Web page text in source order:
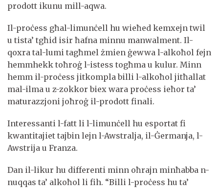
prodott ikunu mill-aqwa.
Il-proċess għal-limunċell hu wieħed kemxejn twil
u tista’ tgħid isir ħafna minnu manwalment. Il-
qoxra tal-lumi tagħmel żmien ġewwa l-alkoħol fejn
hemmhekk toħroġ l-istess togħma u kulur. Minn
hemm il-proċess jitkompla billi l-alkoħol jitħallat
mal-ilma u z-zokkor biex wara proċess ieħor ta’
maturazzjoni joħroġ il-prodott finali.
Interessanti l-fatt li l-limunċell hu esportat fi
kwantitajiet tajbin lejn l-Awstralja, il-Ġermanja, l-
Awstrija u Franza.
Dan il-likur hu differenti minn oħrajn minħabba n-
nuqqas ta’ alkoħol li fih. “Billi l-proċess hu ta’